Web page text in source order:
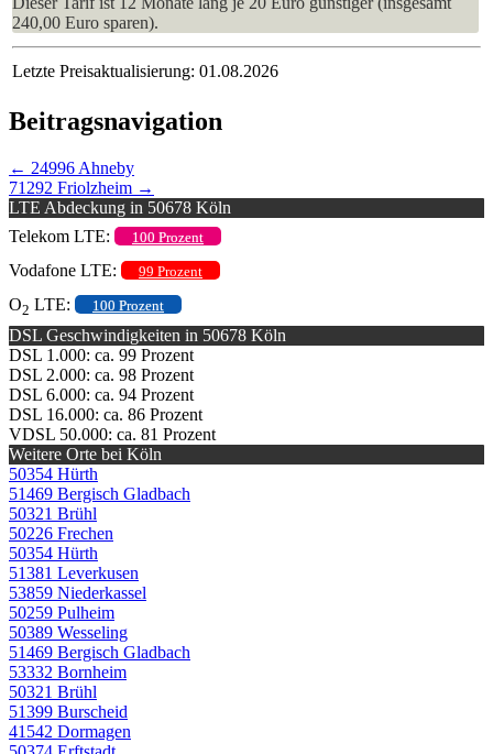
240,00 Euro sparen).
Letzte Preisaktualisierung: 01.08.2026
Beitragsnavigation
← 24996 Ahneby
71292 Friolzheim →
LTE Abdeckung in 50678 Köln
Telekom LTE:
100 Prozent
Vodafone LTE: 99 Prozent
O2 LTE: 100 Prozent
DSL Geschwindigkeiten in 50678 Köln
DSL 1.000: ca. 99 Prozent
DSL 2.000: ca. 98 Prozent
DSL 6.000: ca. 94 Prozent
DSL 16.000: ca. 86 Prozent
VDSL 50.000: ca. 81 Prozent
Weitere Orte bei Köln
50354 Hürth
51469 Bergisch Gladbach
50321 Brühl
50226 Frechen
50354 Hürth
51381 Leverkusen
53859 Niederkassel
50259 Pulheim
50389 Wesseling
51469 Bergisch Gladbach
53332 Bornheim
50321 Brühl
51399 Burscheid
41542 Dormagen